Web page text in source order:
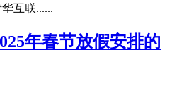
互联......
年春节放假安排的